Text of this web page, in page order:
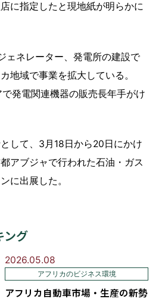
に指定したと現地紙が明らかに
ェネレーター、発電所の建設で
地域で事業を拡大している。
発電関連機器の販売長年手がけ
して、3月18日から20日にかけ
アブジャで行われた石油・ガス
に出展した。
ング
2026.05.08
アフリカのビジネス環境
アフリカ自動車市場・生産の新勢